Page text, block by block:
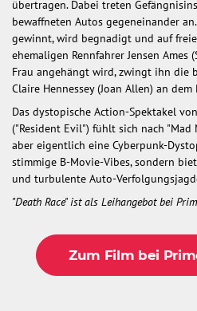
übertragen. Dabei treten
bewaffneten Autos gegeneinander
gewinnt, wird begnadigt und auf
ehemaligen Rennfahrer Jensen Ames
Frau angehängt wird, zwingt ihn die
Claire Hennessey (Joan Allen) an
Das dystopische Action-Spektakel
("Resident Evil") fühlt sich nach "Mad
aber eigentlich eine Cyberpunk-
stimmige B-Movie-Vibes, sondern
und turbulente Auto-
"Death Race" ist als Leihangebot bei
Zum Film bei